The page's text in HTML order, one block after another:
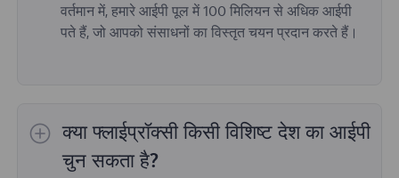
वर्तमान में, हमारे आईपी पूल में 100 मिलियन से अधिक आईपी
पते हैं, जो आपको संसाधनों का विस्तृत चयन प्रदान करते हैं।
क्या फ्लाईप्रॉक्सी किसी विशिष्ट देश का आईपी
चुन सकता है?